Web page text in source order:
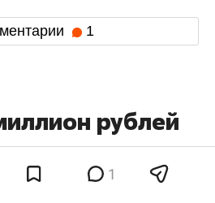
1
рублей
вложить
депозит,
1